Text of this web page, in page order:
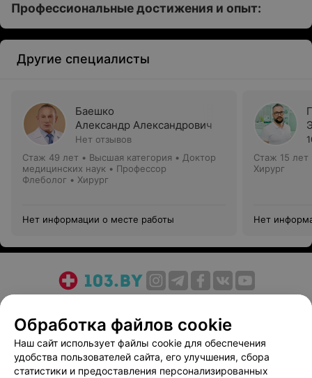
Профессиональные достижения и опыт:
Другие специалисты
Баешко
Александр Александрович
Нет отзывов
Стаж 49 лет • Высшая категория • Доктор
медицинских наук • Профессор
Флеболог • Хирург
Нет информации о месте работы
Стаж 15 лет
Хирург
Нет
Медицинский маркетинг
Публичный договор
Пользовательское соглашение
Способы оплаты
Вакансии
Партнеры
Обработка файлов cookie
Наш сайт использует файлы cookie для обеспечения
удобства пользователей сайта, его улучшения, сбора
статистики и предоставления персонализированных